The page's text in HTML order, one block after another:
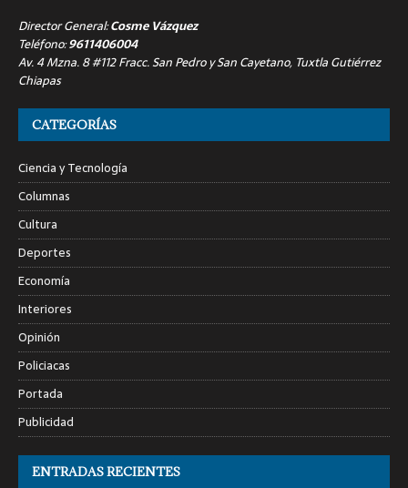
Director General:Cosme Vázquez
Teléfono:9611406004
Av. 4 Mzna. 8 #112 Fracc. San Pedro y San Cayetano, Tuxtla Gutiérrez
Chiapas
CATEGORÍAS
Ciencia y Tecnología
Columnas
Cultura
Deportes
Economía
Interiores
Opinión
Policiacas
Portada
Publicidad
ENTRADAS RECIENTES